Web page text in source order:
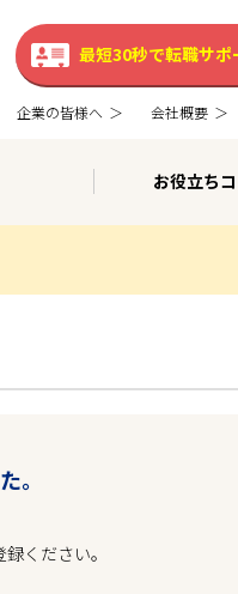
最短30秒で転職サポ
企業の皆様へ 会社概要
お役立ち
。
録ください。